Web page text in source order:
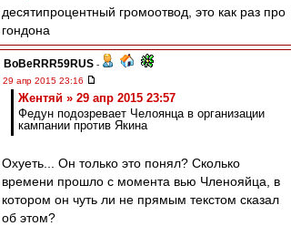
десятипроцентный громоотвод, это как раз про
гондона
BoBeRRR59RUS -
29 апр 2015 23:16
Жентяй » 29 апр 2015 23:57
Федун подозревает Челоянца в организации
кампании против Якина
Охуеть... Он только это понял? Сколько
времени прошло с момента вью Членояйца, в
котором он чуть ли не прямым текстом сказал
об этом?